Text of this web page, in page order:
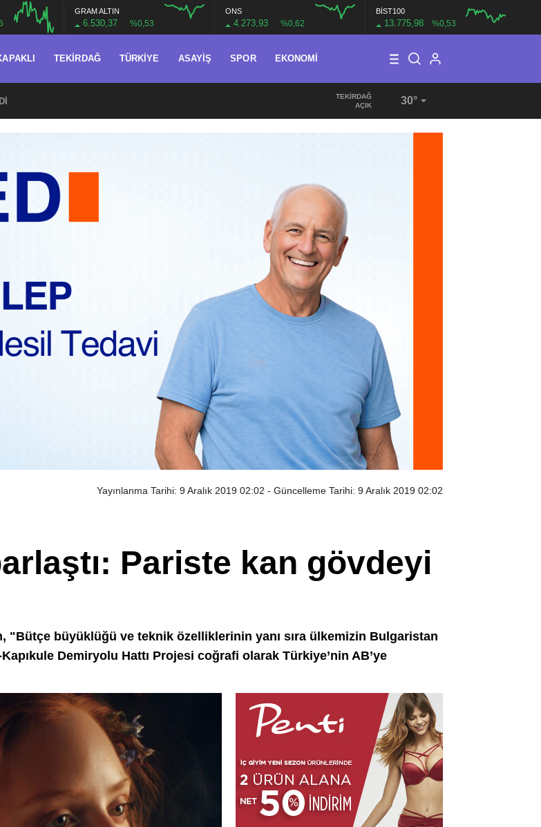
GRAM ALTIN
6.530,37 %0,53
ONS
4.273,93 %0,62
BİST100
13.775,98 %0,53
TEKIRDAĞ TÜRKIYE ASAYIŞ SPOR EKONOMI
286 MAHALLEDE ÜRETİME GÜÇLÜ DESTEK
TEKIRDAĞ
AÇIK
30°
Yayınlanma Tarihi: 9 Aralık 2019 02:02 - Güncelleme Tarihi: 9 Aralık 2019 02:02
Pariste kan gövdeyi
"Bütçe büyüklüğü ve teknik özelliklerinin yanı sıra ülkemizin Bulgaristan
Demiryolu Hattı Projesi coğrafi olarak Türkiye’nin AB’ye